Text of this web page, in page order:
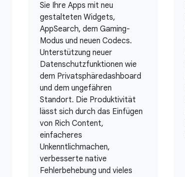
Sie Ihre Apps mit neu
gestalteten Widgets,
AppSearch, dem Gaming-
Modus und neuen Codecs.
Unterstützung neuer
Datenschutzfunktionen wie
dem Privatsphäredashboard
und dem ungefähren
Standort. Die Produktivität
lässt sich durch das Einfügen
von Rich Content,
einfacheres
Unkenntlichmachen,
verbesserte native
Fehlerbehebung und vieles